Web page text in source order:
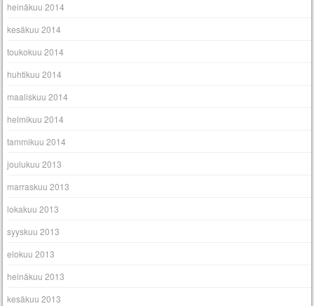
heinäkuu 2014
kesäkuu 2014
toukokuu 2014
huhtikuu 2014
maaliskuu 2014
helmikuu 2014
tammikuu 2014
joulukuu 2013
marraskuu 2013
lokakuu 2013
syyskuu 2013
elokuu 2013
heinäkuu 2013
kesäkuu 2013